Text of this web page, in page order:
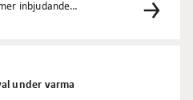
inbjudande
miljöer som passar
under varma